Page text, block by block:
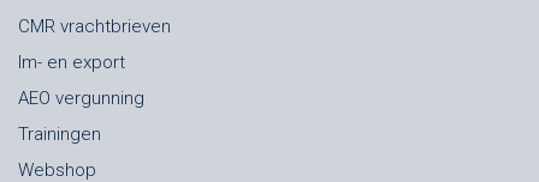
CMR vrachtbrieven
Im- en export
AEO vergunning
Trainingen
Webshop